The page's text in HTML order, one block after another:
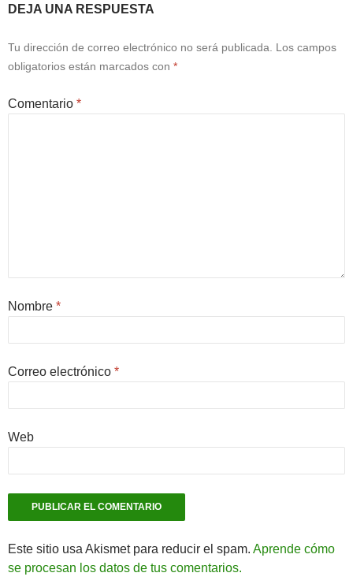
DEJA UNA RESPUESTA
Tu dirección de correo electrónico no será publicada.
Los campos
obligatorios están marcados con *
Comentario *
Nombre *
Correo electrónico *
Web
Este sitio usa Akismet para reducir el spam. Aprende cómo
se procesan los datos de tus comentarios.